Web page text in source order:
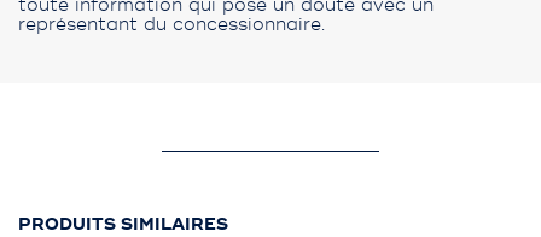
toute information qui pose un doute avec un
représentant du concessionnaire.
PRODUITS SIMILAIRES